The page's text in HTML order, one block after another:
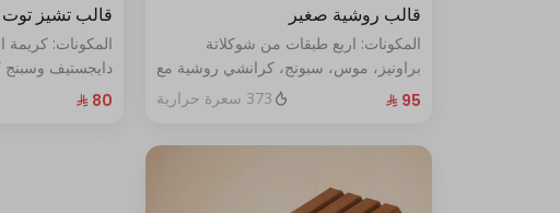
قالب روشية صغير
المكونات: اربع طبقات من شوكلاتة
براونيز، موس، سبونج، كرانشي روشية مع
البندق الحجم: صغير يكفي ٧ أشخاص373 سعرة حرارية
قالب تشيز
المكونات:
دايجستيف وسبنج
الطازج الحجم:صغير يكفي٧شخص